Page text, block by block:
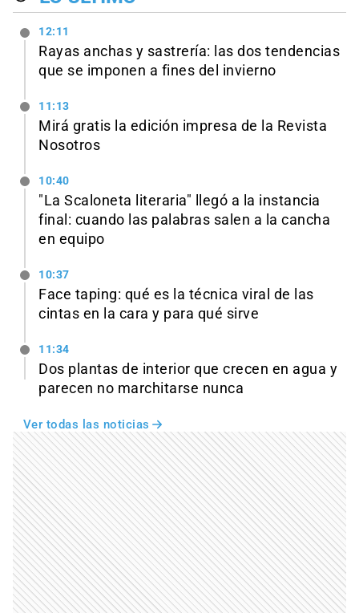
12:11
Rayas anchas y sastrería: las dos tendencias
que se imponen a fines del invierno
11:13
Mirá gratis la edición impresa de la Revista
Nosotros
10:40
"La Scaloneta literaria" llegó a la instancia
final: cuando las palabras salen a la cancha
en equipo
10:37
Face taping: qué es la técnica viral de las
cintas en la cara y para qué sirve
11:34
Dos plantas de interior que crecen en agua y
parecen no marchitarse nunca
Ver todas las noticias